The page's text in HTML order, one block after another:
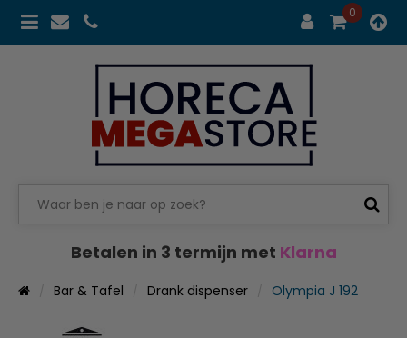
0
Betalen in 3 termijn met Klarna
Bar & Tafel Drank dispenser Olympia J 192